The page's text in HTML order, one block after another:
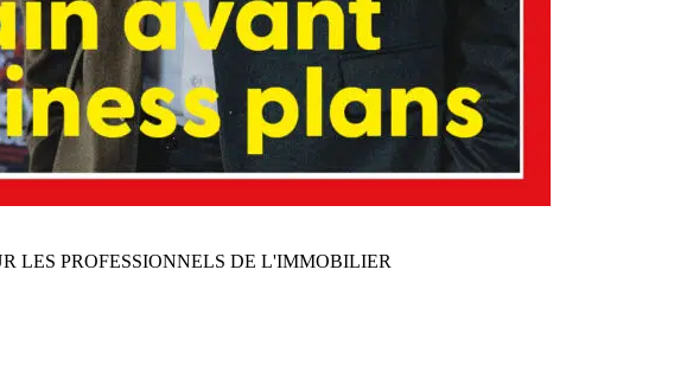
LES PROFESSIONNELS DE L'IMMOBILIER